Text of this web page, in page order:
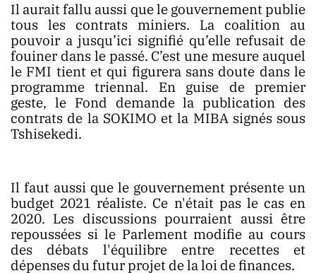
Il aurait fallu aussi que le gouvernement publie
tous les contrats miniers. La coalition au
pouvoir a jusqu’ici signifié qu’elle refusait de
fouiner dans le passé. C’est une mesure auquel
le FMI tient et qui figurera sans doute dans le
programme triennal. En guise de premier
geste, le Fond demande la publication des
contrats de la SOKIMO et la MIBA signés sous
Tshisekedi.
Il faut aussi que le gouvernement présente un
budget 2021 réaliste. Ce n'était pas le cas en
2020. Les discussions pourraient aussi être
repoussées si le Parlement modifie au cours
des débats l'équilibre entre recettes et
dépenses du futur projet de la loi de finances.